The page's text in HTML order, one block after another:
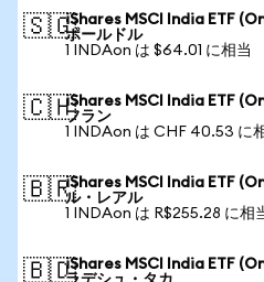
🇸🇬iShares MSCI India ETF
ポールドル
1 INDAon は $64.01 に相当
🇨🇭iShares MSCI India ETF
フラン
1 INDAon は CHF 40.53 に
🇧🇷iShares MSCI India ETF
ル・レアル
1 INDAon は R$255.28 に相
🇧🇩iShares MSCI India ETF